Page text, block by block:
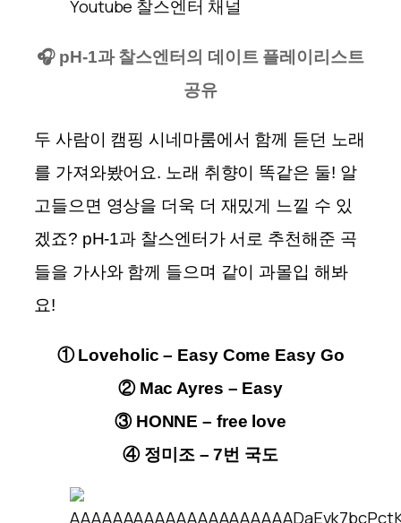
Youtube 찰스엔터 채널
🎧 pH-1과 찰스엔터의 데이트 플레이리스트
공유
두 사람이 캠핑 시네마룸에서 함께 듣던 노래
를 가져와봤어요. 노래 취향이 똑같은 둘! 알
고들으면 영상을 더욱 더 재밌게 느낄 수 있
겠죠? pH-1과 찰스엔터가 서로 추천해준 곡
들을 가사와 함께 들으며 같이 과몰입 해봐
요!
① Loveholic – Easy Come Easy Go
② Mac Ayres – Easy
③ HONNE – free love
④ 정미조 – 7번 국도